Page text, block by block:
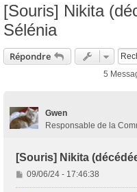
[Souris] Nikita
Sélénia
Répondre
5
Gwen
Responsable de la
[Souris] Nikita
M
e
09/06/24 - 17:46:38